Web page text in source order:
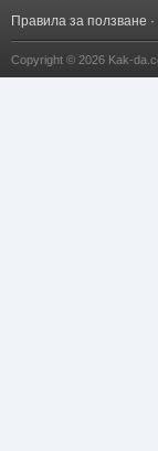
Правила за ползване ·
Copyright © 2026 Kak-